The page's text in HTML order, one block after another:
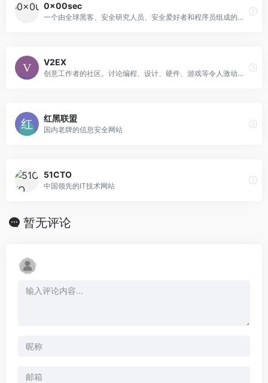
0x00sec
一个由全球黑客、安全研究人员、安全爱好者和程序员组成的开放性安全社区
V2EX
创意工作者的社区。讨论编程、设计、硬件、游戏等令人激动的话题。
红黑联盟
国内老牌的信息安全网站
51CTO
中国领先的IT技术网站
暂无评论